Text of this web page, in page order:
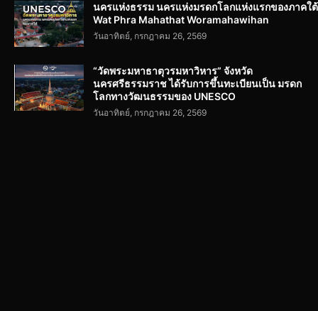
นครแห่งธรรม นครแห่งมรดกโลกแห่งแรกของภาคใต้
Wat Phra Mahathat Woramahawihan
วันอาทิตย์, กรกฎาคม 26, 2569
“วัดพระมหาธาตุวรมหาวิหาร” จังหวัด
นครศรีธรรมราช ได้รับการขึ้นทะเบียนเป็น มรดก
โลกทางวัฒนธรรมของ UNESCO
วันอาทิตย์, กรกฎาคม 26, 2569